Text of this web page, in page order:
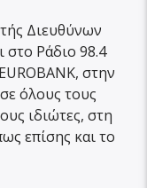
Διευθύνων
στο Ράδιο 98.4
στην
όλους τους
ιδιώτες, στη
επίσης και το